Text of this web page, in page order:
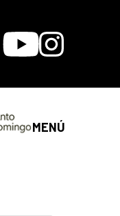
YoutubeInstagram
MENÚ